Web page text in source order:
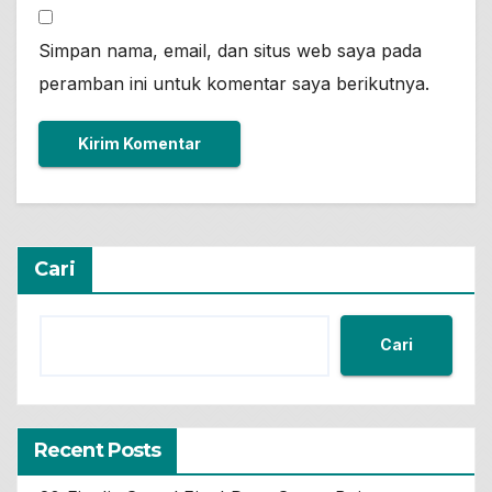
Simpan nama, email, dan situs web saya pada
peramban ini untuk komentar saya berikutnya.
Cari
Cari
Recent Posts